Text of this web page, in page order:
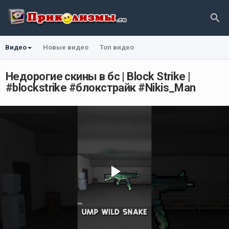
Видео Новые видео Топ видео
Недорогие скины в бс | Block Strike |
#blockstrike #блокстрайк #Nikis_Man
Play